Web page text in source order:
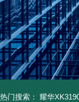
热门搜索： 耀华